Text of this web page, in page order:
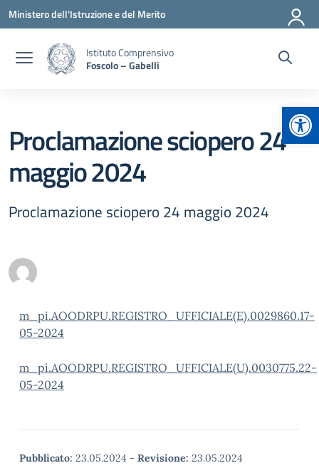
Vai ai contenuti
Vai al menu di navigazione
Vai al footer
Ministero dell'Istruzione e del Merito
Istituto Comprensivo
Foscolo – Gabelli
Proclamazione sciopero 24
maggio 2024
Proclamazione sciopero 24 maggio 2024
m_pi.AOODRPU.REGISTRO_UFFICIALE(E).0029860.17-
05-2024
m_pi.AOODRPU.REGISTRO_UFFICIALE(U).0030775.22-
05-2024
Pubblicato: 23.05.2024 - Revisione: 23.05.2024